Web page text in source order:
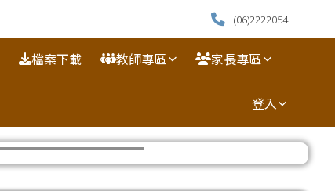
(06)2222054
檔案下載 教師專區 家長專區
登入